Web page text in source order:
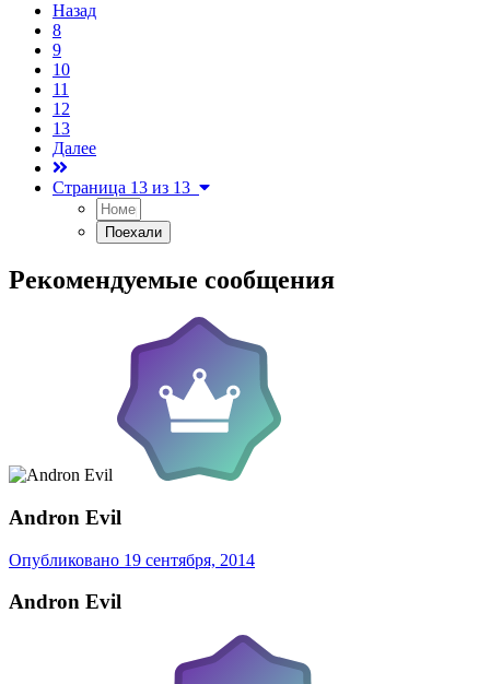
Назад
8
9
10
11
12
13
Далее
Страница 13 из 13
Рекомендуемые сообщения
Andron Evil
Опубликовано 19 сентября, 2014
Andron Evil